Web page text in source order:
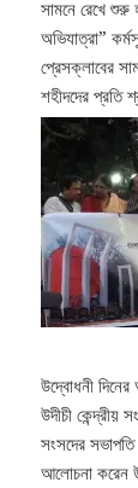
সামনে রেখে শুরু
অভিযাত্রা”
প্রেসক্লাবের
শহীদদের প্রতি
উদ্বোধনী দিনের
উদীচী কেন্দ্রীয়
সংসদের
আলোচনা করেন